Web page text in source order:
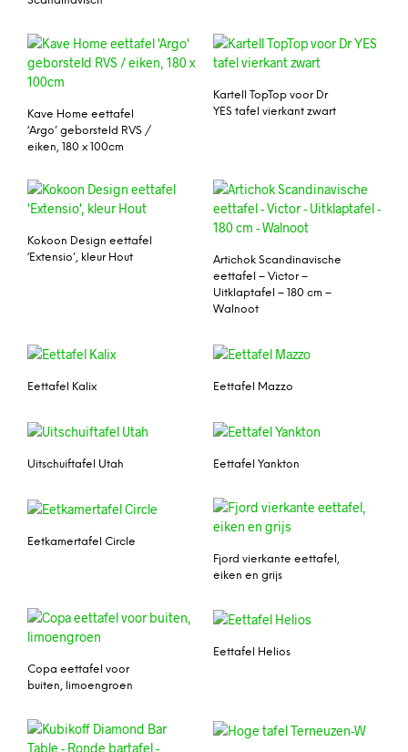
Kave Home eettafel
‘Argo’ geborsteld RVS /
eiken, 180 x 100cm
Kartell TopTop voor Dr
YES tafel vierkant zwart
Kokoon Design eettafel
‘Extensio’, kleur Hout
Artichok Scandinavische
eettafel – Victor –
Uitklaptafel – 180 cm –
Walnoot
Eettafel Kalix Eettafel Mazzo
Uitschuiftafel Utah Eettafel Yankton
Eetkamertafel Circle
Fjord vierkante eettafel,
eiken en grijs
Copa eettafel voor
buiten, limoengroen
Eettafel Helios